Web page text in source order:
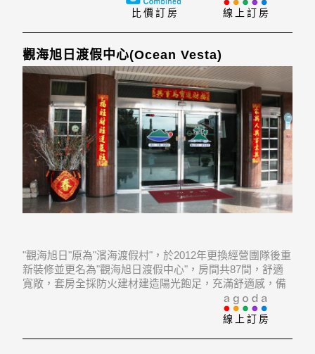
線上訂房
比價訂房
觀海旭日渡假中心(Ocean Vesta)
"觀海旭日"原為"濱海渡假村"，於2012年更換經營團隊後重
新裝修並更名為"觀海旭日渡假中心"，房間共87間，舒適
寬敞，套房全採防火建材建造陽光飽足，充滿舒適感，備
有獨立空調、寬敝衛浴空間，不論是原木地板或高級沙
線上訂房